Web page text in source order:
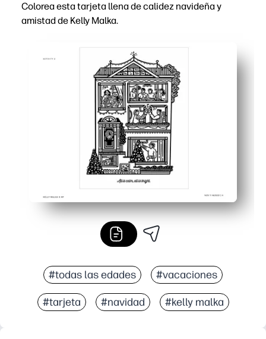
Colorea esta tarjeta llena de calidez navideña y
amistad de Kelly Malka.
Imprime, colorea y dobla en cuestión de minutos, sin
Mantiene a los niños felizmente ocupados mientras
Crea una tarjeta sincera y única que puedes regalar o
Funciona con papel de carta estándar y con
#todas las edades #vacaciones
#tarjeta #navidad #kelly malka